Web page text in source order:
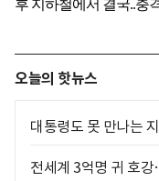
오늘의 핫뉴스
대통령도 못 만나는
전세계 3억명 귀 호